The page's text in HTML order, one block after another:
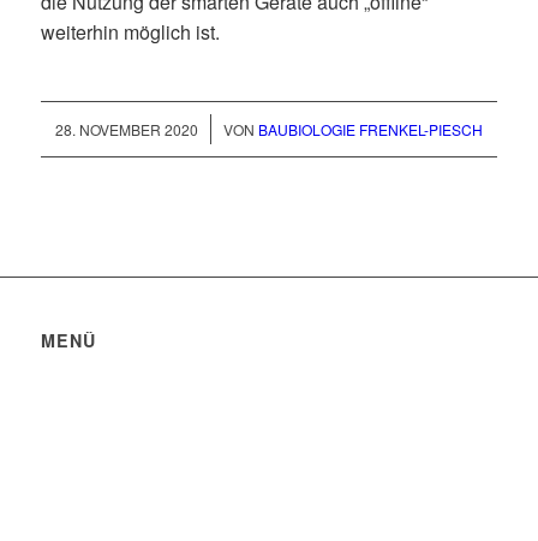
weiterhin möglich ist.
28. NOVEMBER 2020
/ VON BAUBIOLOGIE FRENKEL-PIESCH
MENÜ